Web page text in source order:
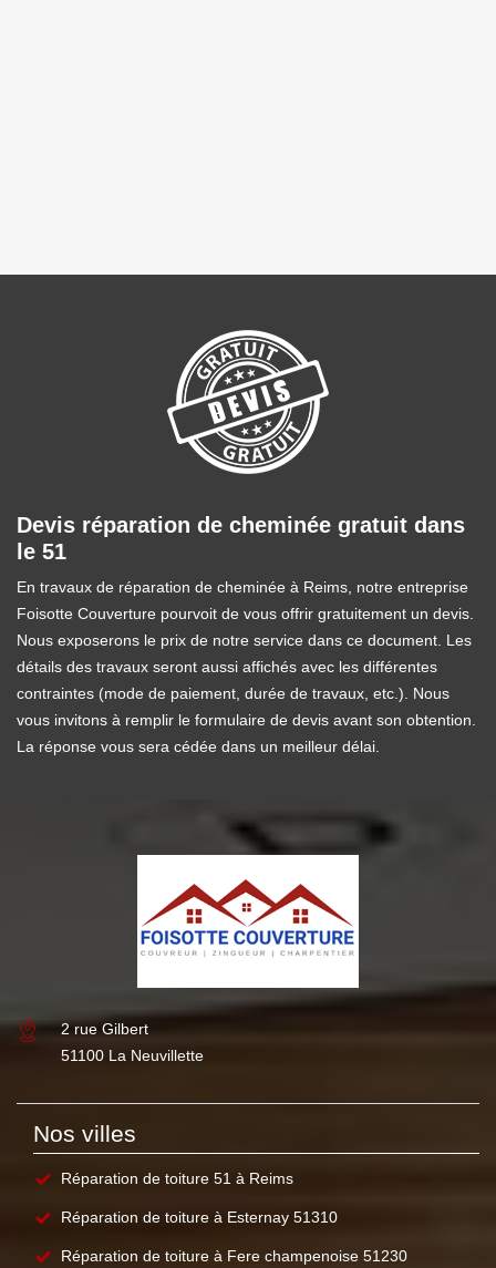
Devis réparation de cheminée gratuit dans
le 51
En travaux de réparation de cheminée à Reims, notre entreprise
Foisotte Couverture pourvoit de vous offrir gratuitement un devis.
Nous exposerons le prix de notre service dans ce document. Les
détails des travaux seront aussi affichés avec les différentes
contraintes (mode de paiement, durée de travaux, etc.). Nous
vous invitons à remplir le formulaire de devis avant son obtention.
La réponse vous sera cédée dans un meilleur délai.
2 rue Gilbert
51100 La Neuvillette
Nos villes
Réparation de toiture 51 à Reims
Réparation de toiture à Esternay 51310
Réparation de toiture à Fere champenoise 51230